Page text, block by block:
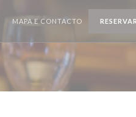
MAPA E CONTACTO